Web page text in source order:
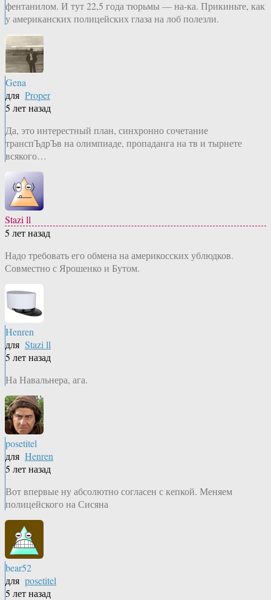
фентанилом. И тут 22,5 года тюрьмы — на-ка. Прикиньте, как
у американских полицейских глаза на лоб полезли.
Gena
для Proper
5 лет назад
Да, это интерестный план, синхронно сочетание
транспЪдрЪв на олимпиаде, пропаданга на тв и тырнете
всякого…
Stazi ll
5 лет назад
Надо требовать его обмена на америкосских ублюдков.
Совместно с Ярошенко и Бутом.
Henren
для Stazi ll
5 лет назад
На Навальнера, ага.
posetitel
для Henren
5 лет назад
Вот впервые ну абсолютно согласен с кепкой. Меняем
полицейского на Сисяна
bear52
для posetitel
5 лет назад